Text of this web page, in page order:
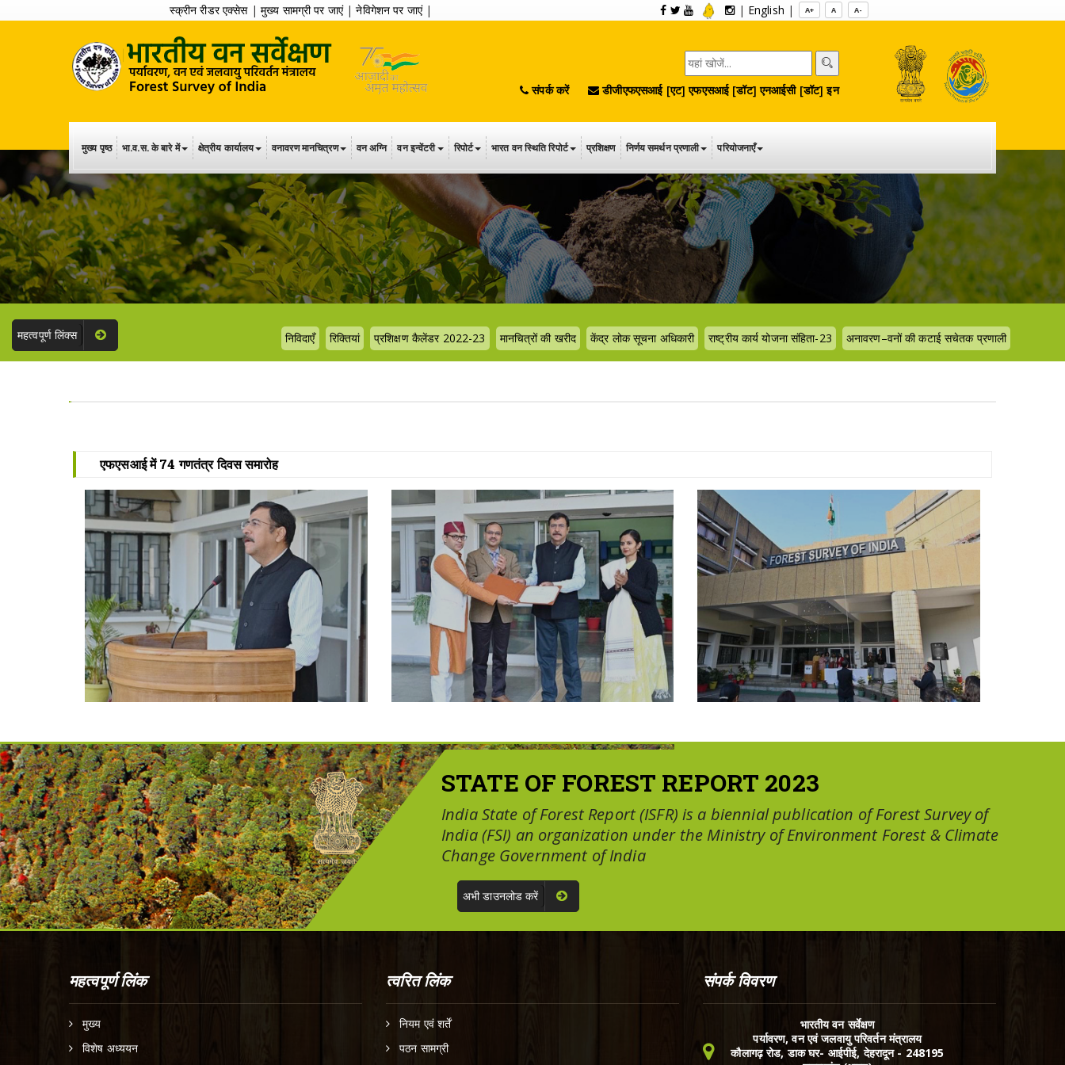
स्क्रीन रीडर एक्सेस|मुख्य सामग्री पर जाएं|नेविगेशन पर जाएं| | English | A+ A A-
संपर्क करें डीजीएफएसआई [एट] एफएसआई [डॉट] एनआईसी [डॉट] इन
मुख्य पृष्ठ भा.व.स. के बारे में क्षेत्रीय कार्यालय वनावरण मानचित्रण वन अग्नि वन इन्वेंटरी रिपोर्ट भारत वन स्थिति रिपोर्ट प्रशिक्षण निर्णय समर्थन प्रणाली परियोजनाएँ
महत्वपूर्ण लिंक्स निविदाएँ रिक्तियां प्रशिक्षण कैलेंडर 2022-23 मानचित्रों की खरीद केंद्र लोक सूचना अधिकारी राष्ट्रीय कार्य योजना संहिता-23 अनावरण–वनों की कटाई सचेतक प्रणाली
एफएसआई में 74 गणतंत्र दिवस समारोह
STATE OF FOREST REPORT 2023
India State of Forest Report (ISFR) is a biennial publication of Forest Survey of
India (FSI) an organization under the Ministry of Environment Forest & Climate
Change Government of India
अभी डाउनलोड करें
महत्वपूर्ण लिंक
मुख्य
विशेष अध्ययन
त्वरित लिंक
नियम एवं शर्तें
पठन सामग्री
संपर्क विवरण
भारतीय वन सर्वेक्षण
पर्यावरण, वन एवं जलवायु परिवर्तन मंत्रालय
कौलागढ़ रोड, डाक घर- आईपीई, देहरादून - 248195